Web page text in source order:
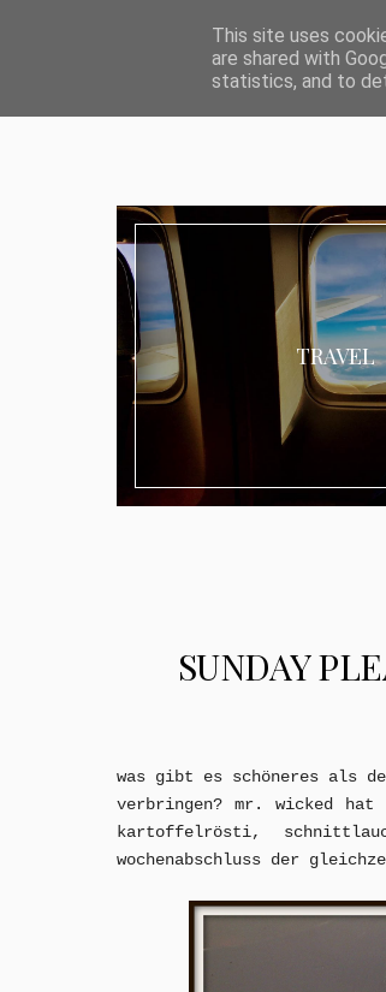
ABOUT I MEDIA & PR IMPRESSUM
TRAVEL
SUNDAY
was gibt es schöneres als
verbringen? mr. wicked
kartoffelrösti,
wochenabschluss der
This site uses
are shared with
statistics, and to